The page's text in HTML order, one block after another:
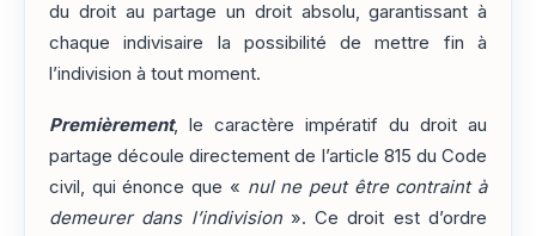
du droit au partage un droit absolu, garantissant à
chaque indivisaire la possibilité de mettre fin à
l’indivision à tout moment.
Premièrement, le caractère impératif du droit au
partage découle directement de l’article 815 du Code
civil, qui énonce que « nul ne peut être contraint à
demeurer dans l’indivision». Ce droit est d’ordre